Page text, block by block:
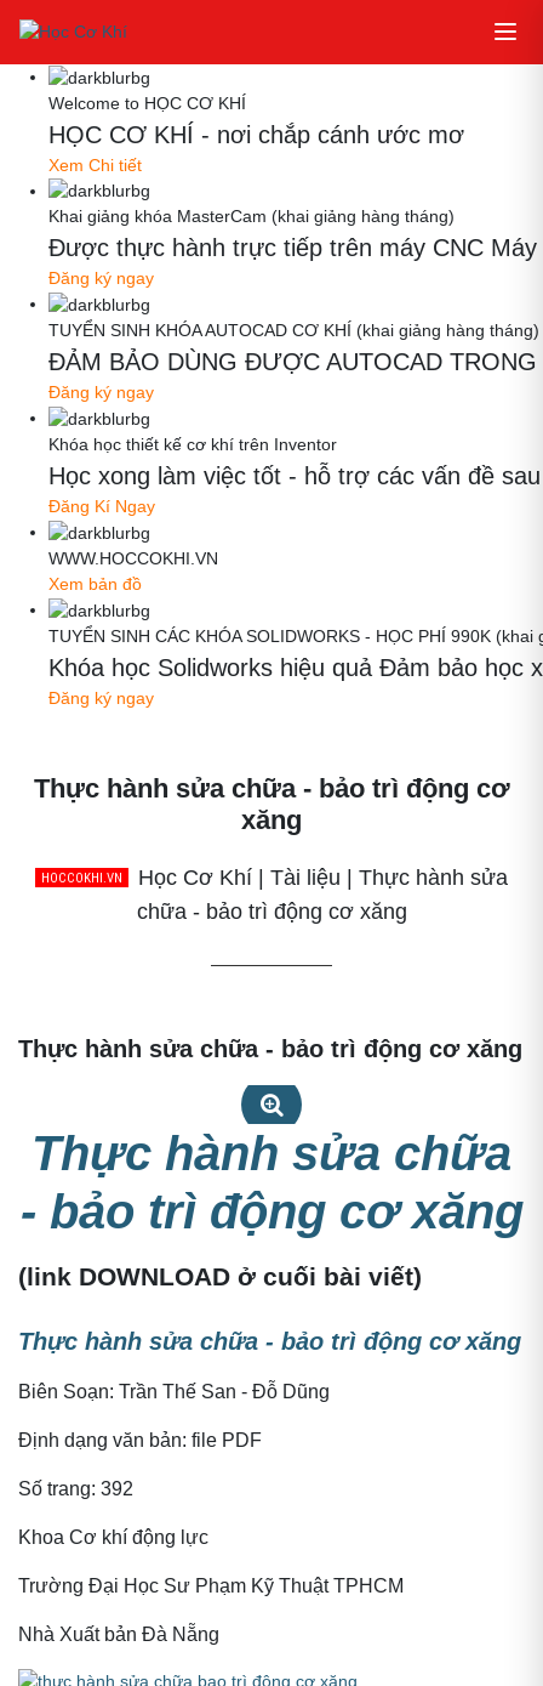
Welcome to HỌC CƠ KHÍ
HỌC CƠ KHÍ - nơi chắp cánh ước mơ
Xem Chi tiết
Khai giảng khóa MasterCam (khai giảng hàng tháng)
Được thực hành trực tiếp trên máy CNC
Đăng ký ngay
TUYỂN SINH KHÓA AUTOCAD CƠ KHÍ (khai giảng hàng tháng)
ĐẢM BẢO DÙNG ĐƯỢC AUTOCAD TRONG
Đăng ký ngay
Khóa học thiết kế cơ khí trên Inventor
Học xong làm việc tốt - hỗ trợ các vấn đề
Đăng Kí Ngay
WWW.HOCCOKHI.VN
Xem bản đồ
TUYỂN SINH CÁC KHÓA SOLIDWORKS - HỌC PHÍ 990K
Khóa học Solidworks hiệu quả Đảm bảo học
Đăng ký ngay
Thực hành sửa chữa - bảo trì động cơ
xăng
Học Cơ Khí | Tài liệu | Thực hành sửa
chữa - bảo trì động cơ xăng
Thực hành sửa chữa - bảo trì động cơ xăng
Thực hành sửa chữa - bảo trì động cơ xăng
Thực hành sửa chữa
- bảo trì động cơ xăng
(link DOWNLOAD ở cuối bài viết)
Thực hành sửa chữa - bảo trì động cơ xăng
Biên Soạn: Trần Thế San - Đỗ Dũng
Định dạng văn bản: file PDF
Số trang: 392
Khoa Cơ khí động lực
Trường Đại Học Sư Phạm Kỹ Thuật TPHCM
Nhà Xuất bản Đà Nẵng